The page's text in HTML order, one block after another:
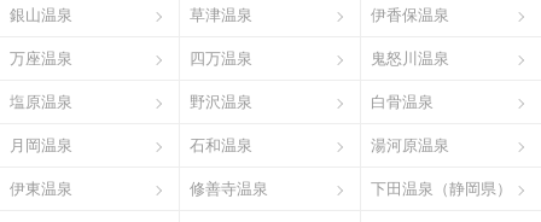
銀山温泉 草津温泉 伊香保温泉
万座温泉 四万温泉 鬼怒川温泉
塩原温泉 野沢温泉 白骨温泉
月岡温泉 石和温泉 湯河原温泉
伊東温泉 修善寺温泉 下田温泉（静岡県）